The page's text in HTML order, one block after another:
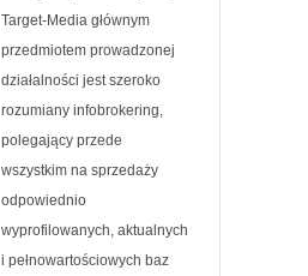
Target-Media głównym
przedmiotem prowadzonej
działalności jest szeroko
rozumiany infobrokering,
polegający przede
wszystkim na sprzedaży
odpowiednio
wyprofilowanych, aktualnych
i pełnowartościowych baz